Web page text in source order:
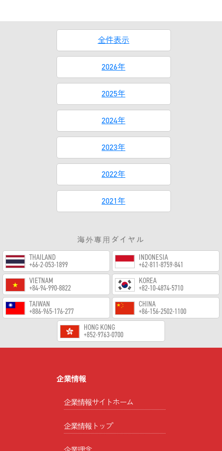
全件表示
2026年
2025年
2024年
2023年
2022年
2021年
海外専用ダイヤル
THAILAND
+66-2-053-1899
INDONESIA
+62-811-8759-841
VIETNAM
+84-94-990-8822
KOREA
+82-10-4874-5710
TAIWAN
+886-965-176-277
CHINA
+86-156-2502-1100
HONG KONG
+852-9763-0700
企業情報
企業情報サイトホーム
企業情報トップ